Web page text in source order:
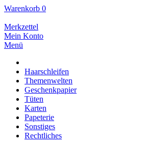
Warenkorb 0
Merkzettel
Mein Konto
Menü
Haarschleifen
Themenwelten
Geschenkpapier
Tüten
Karten
Papeterie
Sonstiges
Rechtliches